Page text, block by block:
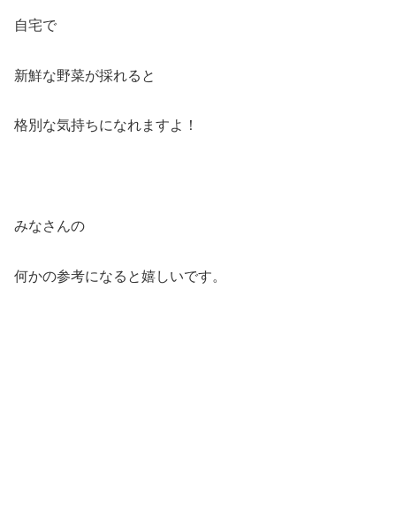
自宅で
新鮮な野菜が採れると
格別な気持ちになれますよ！
みなさんの
何かの参考になると嬉しいです。